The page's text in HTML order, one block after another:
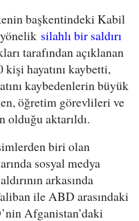
başkentindeki Kabil
silahlı bir saldırı
tarafından açıklanan
kişi hayatını kaybetti,
kaybedenlerin büyük
öğretim görevlileri ve
aktarıldı.
biri olan
sosyal medya
arkasında
ile ABD arasındaki
Afganistan’daki